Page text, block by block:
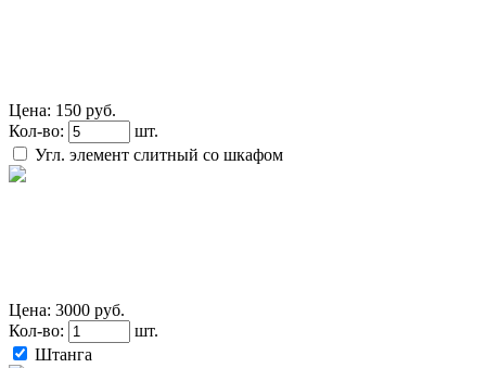
Цена: 150 руб.
Кол-во:
шт.
Угл. элемент слитный со шкафом
Цена: 3000 руб.
Кол-во:
шт.
Штанга